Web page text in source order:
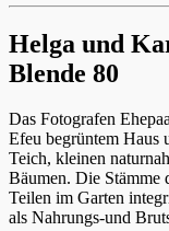
Helga und
Blende 80
Das Fotografen
Efeu begrüntem Haus
Teich, kleinen
Bäumen. Die Stämme
Teilen im Garten
als Nahrungs-und